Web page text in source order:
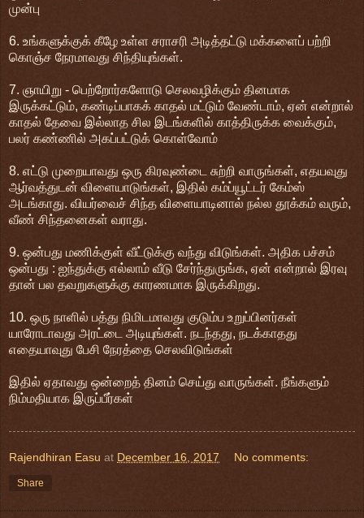
முன்பு
6. உங்களுக்குக் கீழே உள்ள சராசரி அடித்தட்டு மக்களைப் பற்றி
கொஞ்ச நேரமாவது சிந்தியுங்கள்.
7. ஞாயிறு - பெற்றோர்களோடு செலவழிக்கும் தினமாக
இருக்கட்டும், கண்டிப்பாகக் காதல் மட்டும் வேண்டாம், ஏன் என்றால்
காதல் தேவை இல்லாத சில இடங்களில் காத்திருக்க வைக்கும்,
பலர் கண்ணில் அகப்பட்டுக் கொள்வோம்
8. எட்டு முறையாவது ஒரு கிரவுண்டை சுற்றி வாருங்கள், எதயவுது
ஆர்வத்துடன் விளையாடுங்கள், இதில் கம்ப்யூட்டர் கேம்ஸ்
அடங்காது. வியர்வைச் சிந்த விளையாடினால் நல்ல தூக்கம் வரும்,
வீண் சிந்தனைகள் வராது.
9. ஒன்பது மணிக்குள் வீட்டுக்கு வந்து விடுங்கள். அதிக பச்சம்
ஒன்பது : ஐந்துக்கு எல்லாம் வீடு சேர்ந்துருங்க, ஏன் என்றால் இரவு
தான் பல தவறுகளுக்கு காரணமாக இருக்கிறது.
10. ஒரு நாளில் பத்து நிமிடமாவது குடும்ப உறுப்பினர்கள்
யாரோடாவது அரட்டை அடியுங்கள். நடந்தது, நடக்காதது
எதையாவுது பேசி நேரத்தை செலவிடுங்கள்
இதில் ஏதாவது ஒன்றைத் தினம் செய்து வாருங்கள். நீங்களும்
நிம்மதியாக இருப்பீர்கள்
Rajendhiran Easu at December 16, 2017 No comments:
Share